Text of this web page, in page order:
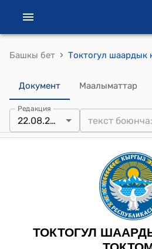
Башкы бет ›
Документ Маалыматтар
Редакция
22.08.2025